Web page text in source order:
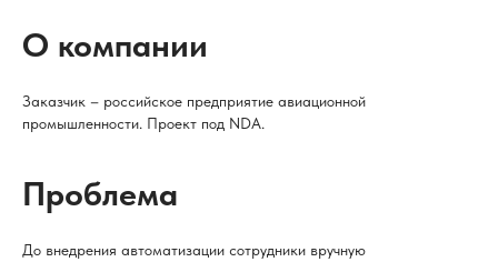
О компании
Заказчик – российское предприятие авиационной
промышленности. Проект под NDA.
Проблема
До внедрения автоматизации сотрудники вручную